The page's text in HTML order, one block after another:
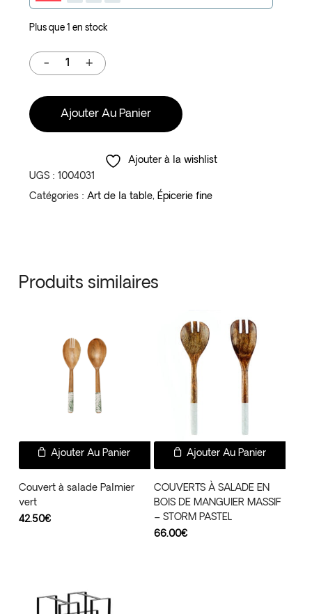
Plus que 1 en stock
Ajouter Au Panier
Ajouter à la wishlist
UGS : 1004031
Catégories : Art de la table, Épicerie fine
Produits similaires
Ajouter Au Panier
Couvert à salade Palmier
vert
42.50€
Ajouter Au Panier
COUVERTS À SALADE EN
BOIS DE MANGUIER MASSIF
– STORM PASTEL
66.00€